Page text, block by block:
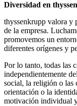
Diversidad en
thyssenkrupp valora y
de la empresa.
promovemos un
diferentes orígenes y
Por lo tanto, todas las
independientemente
social, la religión o las
orientación o la
motivación individual